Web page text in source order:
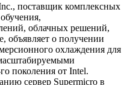
поставщик комплексных
облачных решений,
объявляет о получении
охлаждения для
поколения от Intel.
сервер Supermicro в